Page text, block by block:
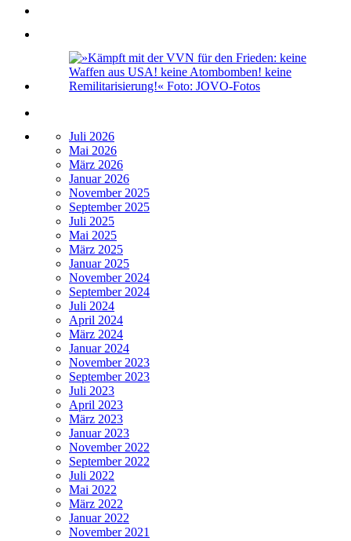
Juli 2026
Mai 2026
März 2026
Januar 2026
November 2025
September 2025
Juli 2025
Mai 2025
März 2025
Januar 2025
November 2024
September 2024
Juli 2024
April 2024
März 2024
Januar 2024
November 2023
September 2023
Juli 2023
April 2023
März 2023
Januar 2023
November 2022
September 2022
Juli 2022
Mai 2022
März 2022
Januar 2022
November 2021